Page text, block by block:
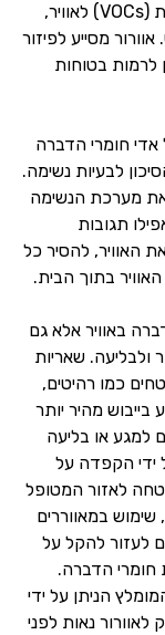
יכולים לשחרר תרכובות אורגניות נדיפות (VOCs) לאוויר,
מסייע לפיזור
לרמות בטוחות
אדי חומרי הדברה
לבעיות נשימה.
את מערכת הנשימה
תגובות
האוויר, להסיר כל
בתוך הבית.
באוויר אלא גם
ולבליעה. שאריות
כמו רהיטים,
מהיר יותר
למגע או בליעה
ידי הקפדה על
לאזור המטופל
במאווררים
לעזור להקל על
חומרי הדברה.
הניתן על ידי
נאות לפני